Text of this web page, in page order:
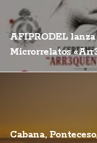
AFIPRODEL
Microrrelatos
Cabana,